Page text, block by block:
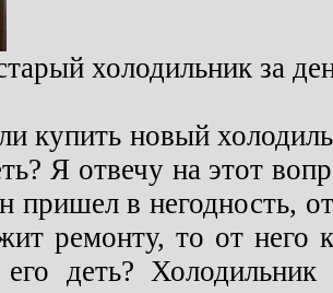
холодильник за
купить новый
Я отвечу на этот
пришел в негодность,
ремонту, то от него
деть?